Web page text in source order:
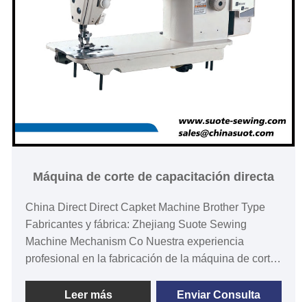
Máquina de corte de capacitación directa
China Direct Direct Capket Machine Brother Type
Fabricantes y fábrica: Zhejiang Suote Sewing
Machine Mechanism Co Nuestra experiencia
profesional en la fabricación de la máquina de corte
últimos 20 años.
Leer más Enviar Consulta